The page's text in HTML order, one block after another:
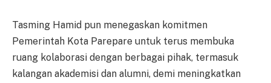
Tasming Hamid pun menegaskan komitmen
Pemerintah Kota Parepare untuk terus membuka
ruang kolaborasi dengan berbagai pihak, termasuk
kalangan akademisi dan alumni, demi meningkatkan